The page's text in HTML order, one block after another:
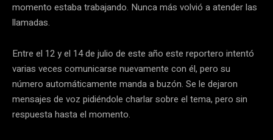
momento estaba trabajando. Nunca más volvió a atender las
llamadas.
Entre el 12 y el 14 de julio de este año este reportero intentó
varias veces comunicarse nuevamente con él, pero su
número automáticamente manda a buzón. Se le dejaron
mensajes de voz pidiéndole charlar sobre el tema, pero sin
respuesta hasta el momento.